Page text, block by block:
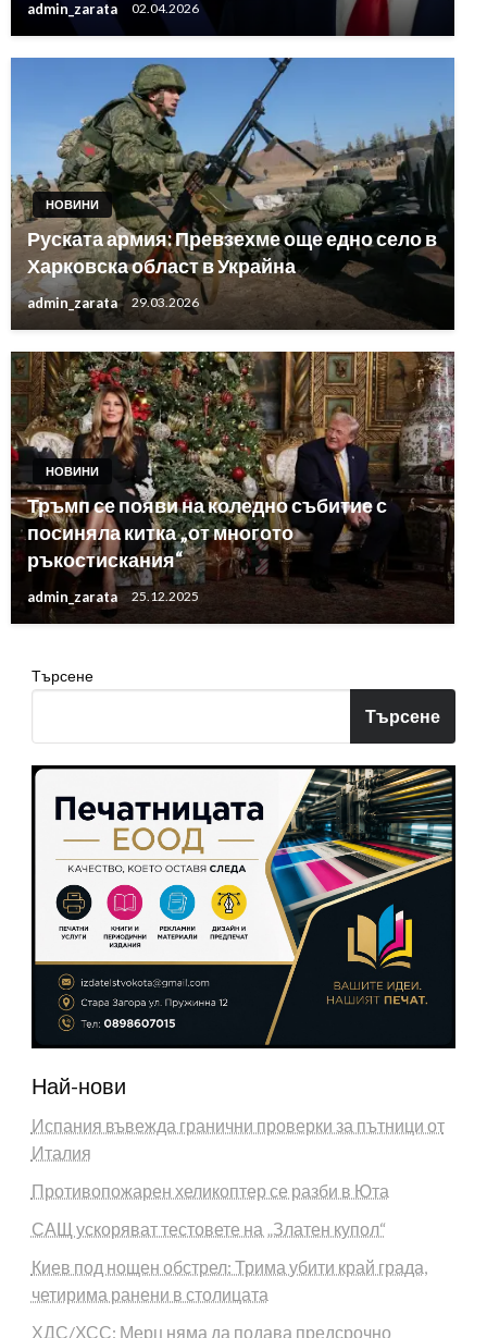
admin_zarata 02.04.2026
НОВИНИ
Руската армия: Превзехме още едно село в
Харковска област в Украйна
admin_zarata 29.03.2026
НОВИНИ
Тръмп се появи на коледно събитие с
посиняла китка „от многото
ръкостискания“
admin_zarata 25.12.2025
Търсене
Търсене
Най-нови
Испания въвежда гранични проверки за пътници от
Италия
Противопожарен хеликоптер се разби в Юта
САЩ ускоряват тестовете на „Златен купол“
Киев под нощен обстрел: Трима убити край града,
четирима ранени в столицата
ХДС/ХСС: Мерц няма да подава предсрочно